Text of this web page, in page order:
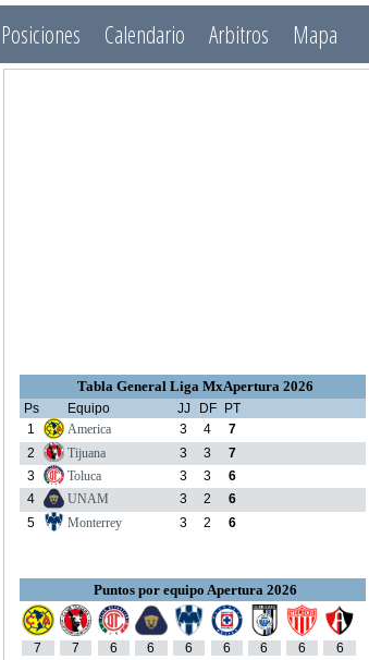
Posiciones Calendario Arbitros Mapa
Tabla General Liga MxApertura 2026
Ps Equipo JJ DF PT
1
America 3 4
7
2
Tijuana 3 3
7
3
Toluca 3 3
6
4
UNAM 3 2
6
5
Monterrey 3 2 6
Puntos por equipo Apertura 2026
7 7 6 6 6 6 6 6 6